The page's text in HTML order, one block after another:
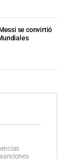
se convirtió